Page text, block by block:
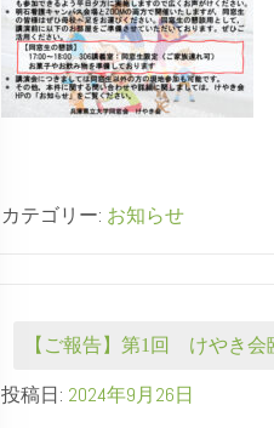
カテゴリー: お知らせ
【ご報告】第1回 けやき会
投稿日: 2024年9月26日